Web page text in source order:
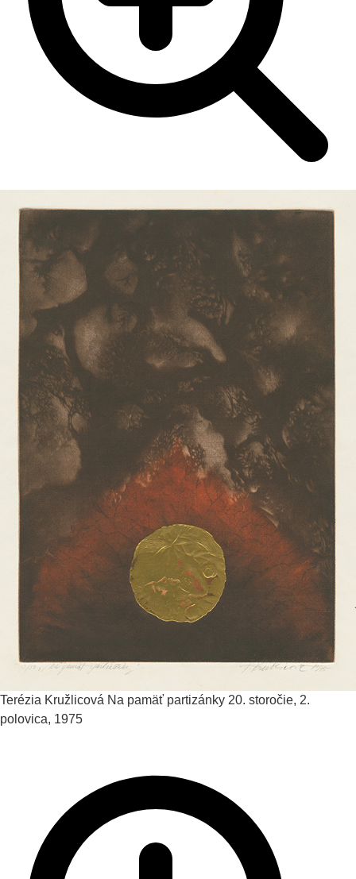
Terézia Kružlicová Na pamäť partizánky 20. storočie, 2.
polovica, 1975